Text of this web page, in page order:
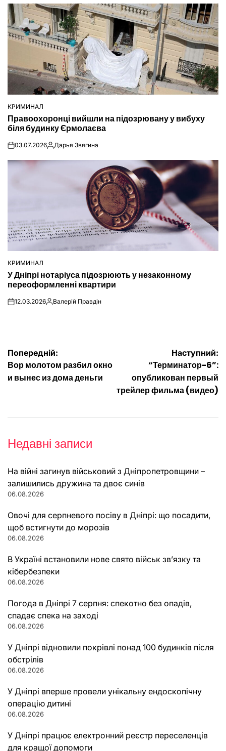
ОПУБЛІКУВАТИ
КРИМИНАЛ
Правоохоронці вийшли на підозрювану у вибуху
біля будинку Єрмолаєва
on03.07.2026Опубліковано
Дарья Звягина
ОПУБЛІКУВАТИ
У
КРИМИНАЛ
У Дніпрі нотаріуса підозрюють у незаконному
переоформленні квартири
on12.03.2026Опубліковано
Валерій Правдін
Навігація
записів
Попередній:
Вор молотом разбил окно
и вынес из дома деньги
Наступний:
“Терминатор-6”:
опубликован первый
трейлер фильма (видео)
Недавні записи
На війні загинув військовий з Дніпропетровщини –
залишились дружина та двоє синів
06.08.2026
Овочі для серпневого посіву в Дніпрі: що посадити,
щоб встигнути до морозів
06.08.2026
В Україні встановили нове свято військ зв’язку та
кібербезпеки
06.08.2026
Погода в Дніпрі 7 серпня: спекотно без опадів,
спадає спека на заході
06.08.2026
У Дніпрі відновили покрівлі понад 100 будинків після
обстрілів
06.08.2026
У Дніпрі вперше провели унікальну ендоскопічну
операцію дитині
06.08.2026
У Дніпрі працює електронний реєстр переселенців
для кращої допомоги